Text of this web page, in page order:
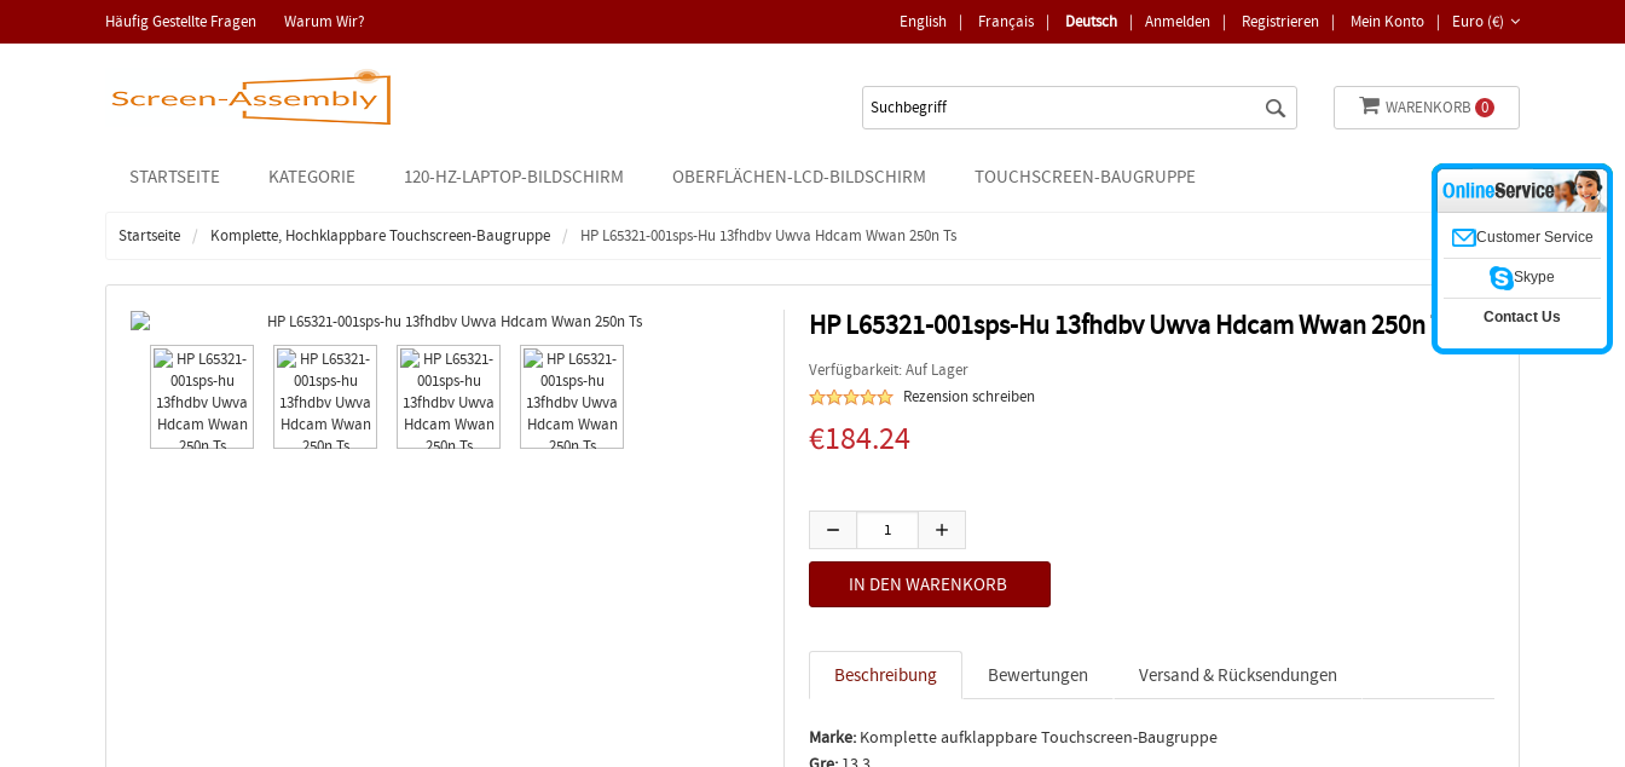
Häufig Gestellte Fragen Warum Wir? Euro (€)
Anmelden | Registrieren | Mein Konto |
English | Français | Deutsch |
WARENKORB 0
STARTSEITE KATEGORIE 120-HZ-LAPTOP-BILDSCHIRM OBERFLÄCHEN-LCD-BILDSCHIRM TOUCHSCREEN-BAUGRUPPE
Startseite Komplette, Hochklappbare Touchscreen-Baugruppe HP L65321-001sps-Hu 13fhdbv Uwva Hdcam Wwan 250n Ts
HP L65321-001sps-Hu 13fhdbv Uwva Hdcam Wwan 250n Ts
Verfügbarkeit: Auf Lager
Rezension schreiben
€184.24
Beschreibung Bewertungen Versand & Rücksendungen
Marke: Komplette aufklappbare Touchscreen-Baugruppe
Customer Service
Skype
Contact Us